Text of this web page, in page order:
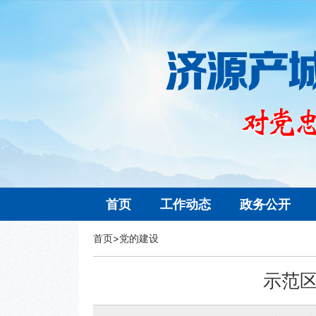
首页 工作动态 政务公开
首页>党的建设
示范